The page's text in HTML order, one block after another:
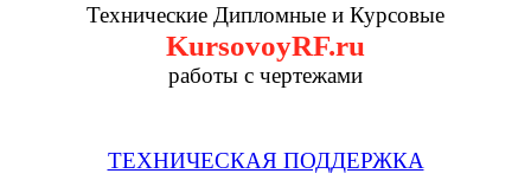
Технические Дипломные и Курсовые
KursovoyRF.ru
работы с чертежами
ТЕХНИЧЕСКАЯ ПОДДЕРЖКА